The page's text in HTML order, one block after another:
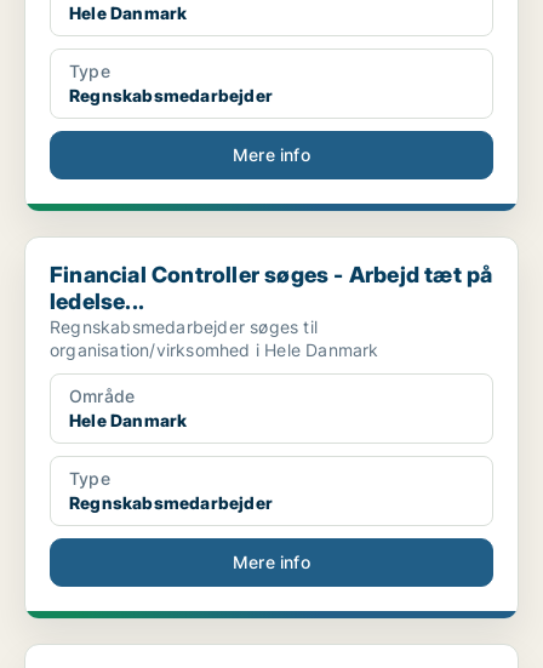
Hele Danmark
Type
Regnskabsmedarbejder
Mere info
Financial Controller søges - Arbejd tæt på ledelse...
Financial Controller søges - Arbejd tæt på
ledelse...
Regnskabsmedarbejder søges til
organisation/virksomhed i Hele Danmark
Område
Hele Danmark
Type
Regnskabsmedarbejder
Mere info
Kreditorbogholder til Finance